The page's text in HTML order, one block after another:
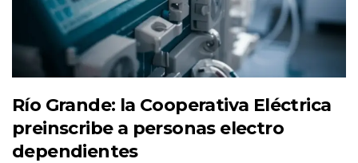
Río Grande: la Cooperativa Eléctrica
preinscribe a personas electro
dependientes